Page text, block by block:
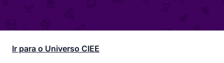
Ir para o Universo CIEE